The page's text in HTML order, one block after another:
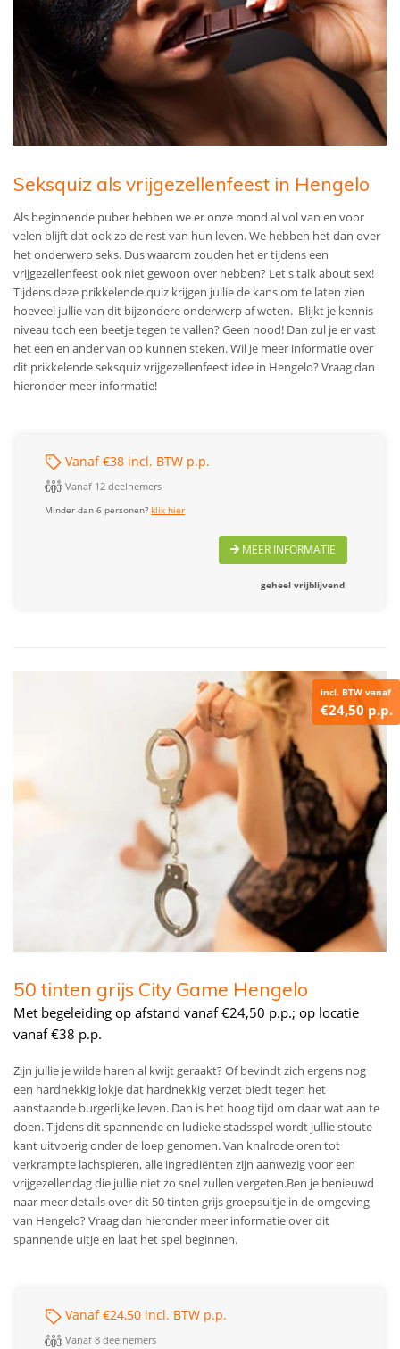
Seksquiz als vrijgezellenfeest in Hengelo
Als beginnende puber hebben we er onze mond al vol van en voor
velen blijft dat ook zo de rest van hun leven. We hebben het dan over
het onderwerp seks. Dus waarom zouden het er tijdens een
vrijgezellenfeest ook niet gewoon over hebben? Let's talk about sex!
Tijdens deze prikkelende quiz krijgen jullie de kans om te laten zien
hoeveel jullie van dit bijzondere onderwerp af weten. Blijkt je kennis
niveau toch een beetje tegen te vallen? Geen nood! Dan zul je er vast
het een en ander van op kunnen steken.Wil je meer informatie over
dit prikkelende seksquiz vrijgezellenfeest idee in Hengelo? Vraag dan
hieronder meer informatie!
Vanaf €38 incl. BTW p.p.
Vanaf 12 deelnemers
Minder dan 6 personen?klik hier
MEER INFORMATIE
geheel vrijblijvend
incl. BTW vanaf
€24,50 p.p.
50 tinten grijs City Game Hengelo
Met begeleiding op afstand vanaf €24,50 p.p.; op locatie
vanaf €38 p.p.
Zijn jullie je wilde haren al kwijt geraakt? Of bevindt zich ergens nog
een hardnekkig lokje dat hardnekkig verzet biedt tegen het
aanstaande burgerlijke leven. Dan is het hoog tijd om daar wat aan te
doen. Tijdens dit spannende en ludieke stadsspel wordt jullie stoute
kant uitvoerig onder de loep genomen. Van knalrode oren tot
verkrampte lachspieren, alle ingrediënten zijn aanwezig voor een
vrijgezellendag die jullie niet zo snel zullen vergeten.Ben je benieuwd
naar meer details over dit 50 tinten grijs groepsuitje in de omgeving
van Hengelo? Vraag dan hieronder meer informatie over dit
spannende uitje en laat het spel beginnen.
Vanaf €24,50 incl. BTW p.p.
Vanaf 8 deelnemers